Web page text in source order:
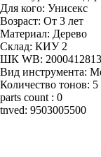
Для кого: Унисекс
Возраст: От 3 лет
Материал: Дерево
Склад: КИУ 2
ШК WB:
Вид инструмента:
Количество тонов: 5
parts count : 0
tnved: 9503005500